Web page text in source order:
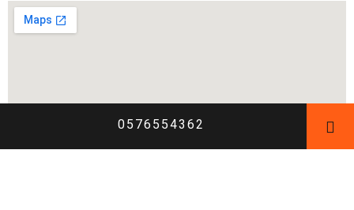
0576554362